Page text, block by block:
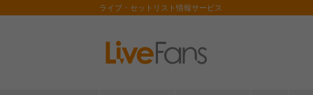
ライブ・セットリスト情報サービス